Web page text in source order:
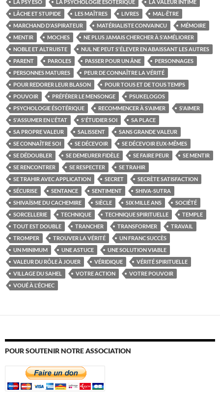
LA PSY ÉSO LA PSYCHOLOGIE ÉSOTÉRIQUE
LA VALEUR INTIME
LÂCHE ET STUPIDE
LES MAÎTRES LIVRES
MAL-ÊTRE
MARCHAND D'ASPIRATEUR
MATÉRIALISTE CONVAINCU
MÉMOIRE
MENTIR
MOCHES
NE PLUS JAMAIS CHERCHER À S'AMÉLIORER
NOBLE ET ALTRUISTE
NUL NE PEUT S'ÉLEVER EN ABAISSANT LES AUTRES
PARENT
PAROLES PASSER POUR UN ÂNE
PERSONNAGES
PERSONNES MATURES
PEUR DE CONNAÎTRE LA VÉRITÉ
POUR REDORER LEUR BLASON
POUR TOUS ET DE TOUS TEMPS
POUVOIR
PRÉFÉRER LE MENSONGE
PSUKELOGOS
PSYCHOLOGIE ÉSOTÉRIQUE
RECOMMENCER À S'AIMER
S'AIMER
S'ASSUMER EN L'ÉTAT
S'ÉTUDIER SOI
SA PLACE
SA PROPRE VALEUR
SALISSENT
SANS GRANDE VALEUR
SE CONNAÎTRE SOI
SE DÉCEVOIR
SE DÉCEVOIR EUX-MÊMES
SE DÉDOUBLER
SE DEMEURER FIDÈLE SE FAIRE PEUR
SE MENTIR
SE RENCONTRER
SE RESPECTER
SE TRAHIR
SE TRAHIR AVEC APPLICATION
SECRET
SECRÈTE SATISFACTION
SÉCURISE
SENTANCE SENTIMENT
SHIVA-SUTRA
SHIVAÏSME DU CACHEMIRE
SIÈCLE SIX MILLE ANS
SOCIÉTÉ
SORCELLERIE
TECHNIQUE TECHNIQUE SPIRITUELLE
TEMPLE
TOUT EST DOUBLE
TRANCHER TRANSFORMER
TRAVAIL
TROMPER
TROUVER LA VÉRITÉ
UN FRANC SUCCÈS
UN MINIMUM
UNE ASTUCE
UNE SOLUTION VIABLE
VALEUR DU RÔLE À JOUER
VÉRIDIQUE
VÉRITÉ SPIRITUELLE
VILLAGE DU SAHEL
VOTRE ACTION
VOTRE POUVOIR
VOUÉ À L'ÉCHEC
POUR SOUTENIR NOTRE ASSOCIATION